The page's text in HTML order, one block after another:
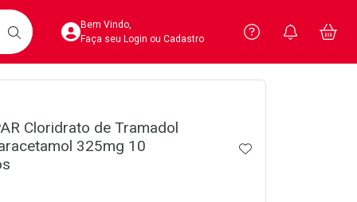
BUSCARAcesse sua Conta
Bem Vindo,
Faça seu Login ou Cadastro
Precisa
Ver Recursos
Você
Cloridrato de Tramadol
325mg 10
ADICIONAR AOS